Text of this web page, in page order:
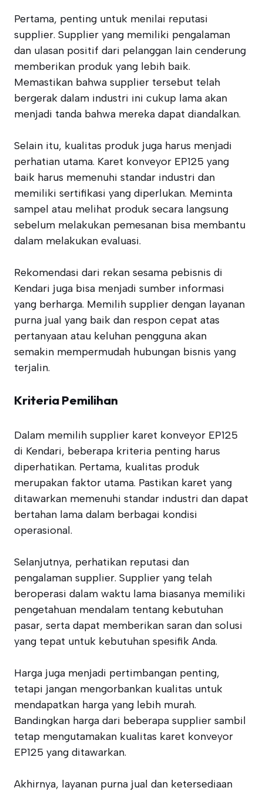
Pertama, penting untuk menilai reputasi
supplier. Supplier yang memiliki pengalaman
dan ulasan positif dari pelanggan lain cenderung
memberikan produk yang lebih baik.
Memastikan bahwa supplier tersebut telah
bergerak dalam industri ini cukup lama akan
menjadi tanda bahwa mereka dapat diandalkan.
Selain itu, kualitas produk juga harus menjadi
perhatian utama. Karet konveyor EP125 yang
baik harus memenuhi standar industri dan
memiliki sertifikasi yang diperlukan. Meminta
sampel atau melihat produk secara langsung
sebelum melakukan pemesanan bisa membantu
dalam melakukan evaluasi.
Rekomendasi dari rekan sesama pebisnis di
Kendari juga bisa menjadi sumber informasi
yang berharga. Memilih supplier dengan layanan
purna jual yang baik dan respon cepat atas
pertanyaan atau keluhan pengguna akan
semakin mempermudah hubungan bisnis yang
terjalin.
Kriteria Pemilihan
Dalam memilih supplier karet konveyor EP125
di Kendari, beberapa kriteria penting harus
diperhatikan. Pertama, kualitas produk
merupakan faktor utama. Pastikan karet yang
ditawarkan memenuhi standar industri dan dapat
bertahan lama dalam berbagai kondisi
operasional.
Selanjutnya, perhatikan reputasi dan
pengalaman supplier. Supplier yang telah
beroperasi dalam waktu lama biasanya memiliki
pengetahuan mendalam tentang kebutuhan
pasar, serta dapat memberikan saran dan solusi
yang tepat untuk kebutuhan spesifik Anda.
Harga juga menjadi pertimbangan penting,
tetapi jangan mengorbankan kualitas untuk
mendapatkan harga yang lebih murah.
Bandingkan harga dari beberapa supplier sambil
tetap mengutamakan kualitas karet konveyor
EP125 yang ditawarkan.
Akhirnya, layanan purna jual dan ketersediaan